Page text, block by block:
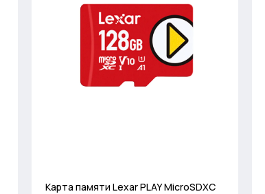
Карта памяти Lexar PLAY MicroSDXC